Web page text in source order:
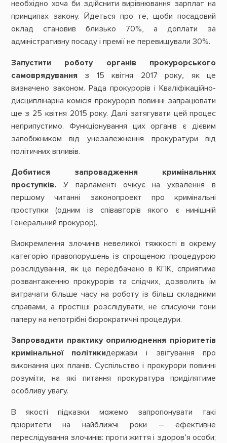
необхідно хоча би здійснити вирівнювання зарплат на
принципах закону. Йдеться про те, щоби посадовий
оклад становив близько 70%, а доплати за
адміністративну посаду і премії не перевищували 30%.
Запустити роботу органів прокурорського
самоврядуванняз 15 квітня 2017 року, як це
визначено законом. Рада прокурорів і Кваліфікаційно-
дисциплінарна комісія прокурорів повинні запрацювати
ще з 25 квітня 2015 року. Далі затягувати цей процес
неприпустимо. Функціонування цих органів є дієвим
запобіжником від унезалежнення прокуратури від
політичних впливів.
Добитися запровадження кримінальних
проступків. У парламенті очікує на ухвалення в
першому читанні законопроект про кримінальні
проступки (одним із співавторів якого є нинішній
Генеральний прокурор).
Виокремлення злочинів невеликої тяжкості в окрему
категорію правопорушень із спрощеною процедурою
розслідування, як це передбачено в КПК, сприятиме
розвантаженню прокурорів та слідчих, дозволить їм
витрачати більше часу на роботу із більш складними
справами, а простіші розслідувати, не списуючи тони
паперу на непотрібні бюрократичні процедури.
Запровадити практику оприлюднення пріоритетів
кримінальної політикидержави і звітування про
виконання цих планів. Суспільство і прокурори повинні
розуміти, на які питання прокуратура приділятиме
особливу увагу.
В якості підказки можемо запропонувати такі
пріоритети на найближчі роки – ефективне
переслідування злочинів: проти життя і здоров’я особи;